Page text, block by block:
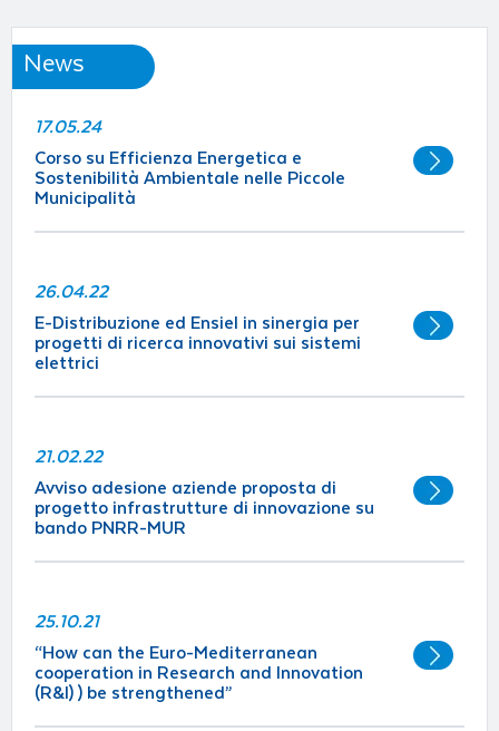
News
17.05.24
Corso su Efficienza Energetica e
Sostenibilità Ambientale nelle Piccole
Municipalità
26.04.22
E-Distribuzione ed Ensiel in sinergia per
progetti di ricerca innovativi sui sistemi
elettrici
21.02.22
Avviso adesione aziende proposta di
progetto infrastrutture di innovazione su
bando PNRR-MUR
25.10.21
“How can the Euro-Mediterranean
cooperation in Research and Innovation
(R&I) ) be strengthened”